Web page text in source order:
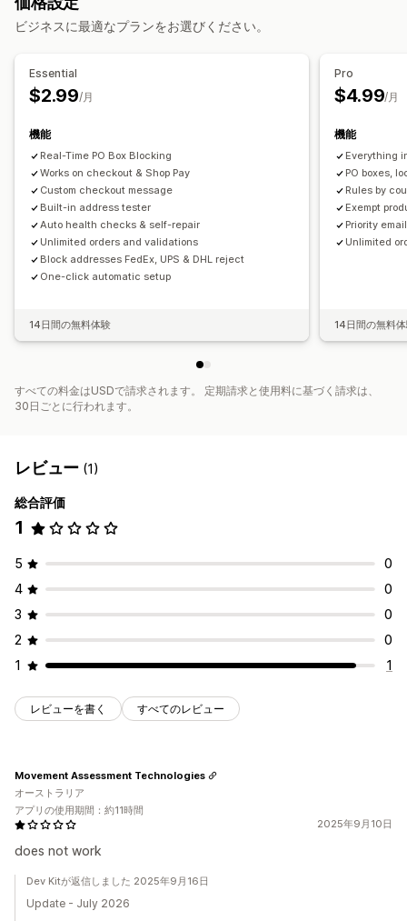
ビジネスに最適なプランをお選びください。
Essential
$2.99/月
機能
Real-Time PO Box Blocking
Works on checkout & Shop Pay
Custom checkout message
Built-in address tester
Auto health checks & self-repair
Unlimited orders and validations
Block addresses FedEx, UPS & DHL reject
One-click automatic setup
14日間の無料体験
Pro
$4.99/月
機能
Everything
PO boxes,
Rules by
Exempt
Priority
Unlimited
14日間の無料
すべての料金はUSDで請求されます。 定期請求と使用料に基づく請求は、
30日ごとに行われます。
レビュー (1)
総合評価
1
5
0
4
0
3
0
2
0
1
1
レビューを書く すべてのレビュー
2025年9月10日
does not work
Movement Assessment Technologies
オーストラリア
アプリの使用期間：約11時間
Dev Kitが返信しました 2025年9月16日
Update - July 2026